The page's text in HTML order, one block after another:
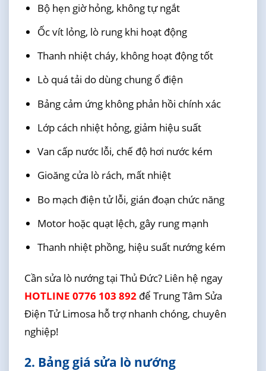
Bộ hẹn giờ hỏng, không tự ngắt
Ốc vít lỏng, lò rung khi hoạt động
Thanh nhiệt cháy, không hoạt động tốt
Lò quá tải do dùng chung ổ điện
Bảng cảm ứng không phản hồi chính xác
Lớp cách nhiệt hỏng, giảm hiệu suất
Van cấp nước lỗi, chế độ hơi nước kém
Gioăng cửa lò rách, mất nhiệt
Bo mạch điện tử lỗi, gián đoạn chức năng
Motor hoặc quạt lệch, gây rung mạnh
Thanh nhiệt phồng, hiệu suất nướng kém
Cần sửa lò nướng tại Thủ Đức? Liên hệ ngay
HOTLINE 0776 103 892để Trung Tâm Sửa
Điện Tử Limosa hỗ trợ nhanh chóng, chuyên
nghiệp!
2. Bảng giá sửa lò nướng